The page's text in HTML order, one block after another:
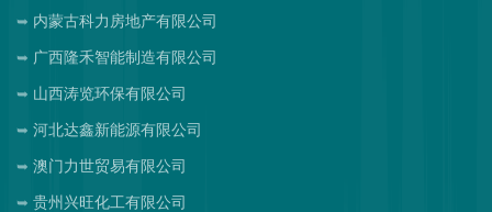
内蒙古科力房地产有限公司
广西隆禾智能制造有限公司
山西涛览环保有限公司
河北达鑫新能源有限公司
澳门力世贸易有限公司
贵州兴旺化工有限公司